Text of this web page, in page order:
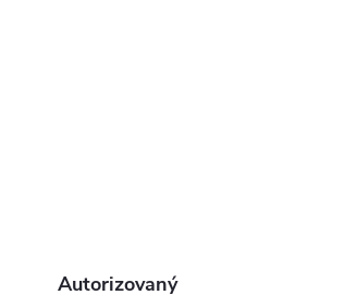
Autorizovaný